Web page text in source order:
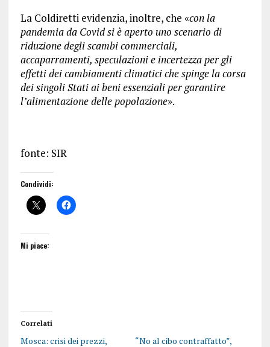
La Coldiretti evidenzia, inoltre, che «con la
pandemia da Covid si è aperto uno scenario di
riduzione degli scambi commerciali,
accaparramenti, speculazioni e incertezza per gli
effetti dei cambiamenti climatici che spinge la corsa
dei singoli Stati ai beni essenziali per garantire
l’alimentazione delle popolazione».
fonte: SIR
Condividi:
Mi piace:
Correlati
Mosca: crisi dei prezzi,
“No al cibo contraffatto”,